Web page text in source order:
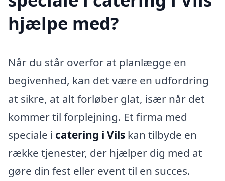
hjælpe med?
Når du står overfor at planlægge en
begivenhed, kan det være en udfordring
at sikre, at alt forløber glat, især når det
kommer til forplejning. Et firma med
speciale i catering i Vils kan tilbyde en
række tjenester, der hjælper dig med at
gøre din fest eller event til en succes.